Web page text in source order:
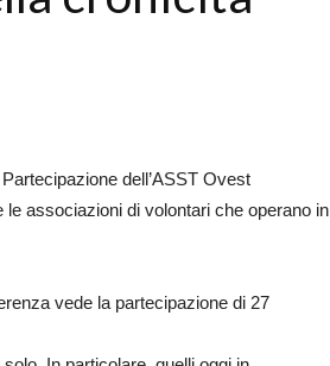
dell’ASST Ovest
associazioni di volontari che operano in
vede la partecipazione di 27